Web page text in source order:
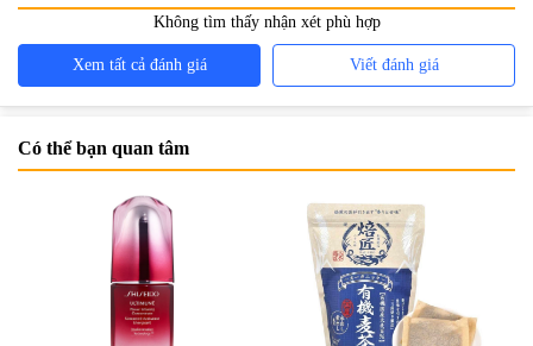
Không tìm thấy nhận xét phù hợp
Xem tất cả đánh giá Viết đánh giá
Có thể bạn quan tâm